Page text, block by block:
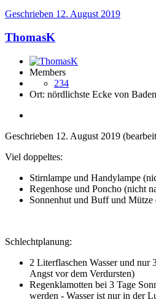
Geschrieben 12. August 2019
ThomasK
Members
234
Ort: nördlichste Ecke von Baden
Geschrieben 12. August 2019
Viel doppeltes:
Stirnlampe und Handylampe
Regenhose und Poncho (nicht
Sonnenhut und Buff und Mütze
Schlechtplanung:
2 Literflaschen Wasser und nur
Angst vor dem Verdursten)
Regenklamotten bei 3 Tage
werden - Wasser ist nur in der